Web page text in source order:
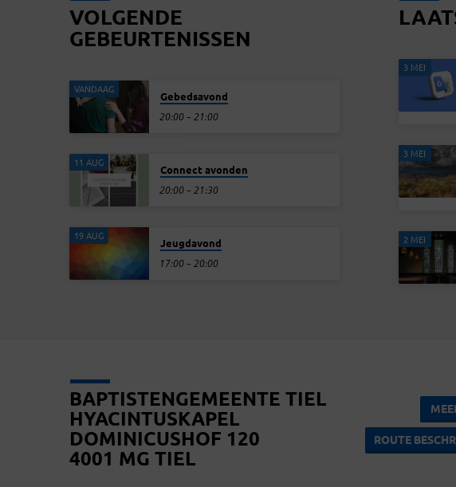
VOLGENDE
GEBEURTENISSEN
VANDAAG
Gebedsavond
20:00 – 21:00
11 AUG
Connect avonden
20:00 – 21:30
19 AUG
Jeugdavond
17:00 – 20:00
3 MEI
3 MEI
2 MEI
BAPTISTENGEMEENTE TIEL
HYACINTUSKAPEL
DOMINICUSHOF 120
4001 MG TIEL
ROUTE